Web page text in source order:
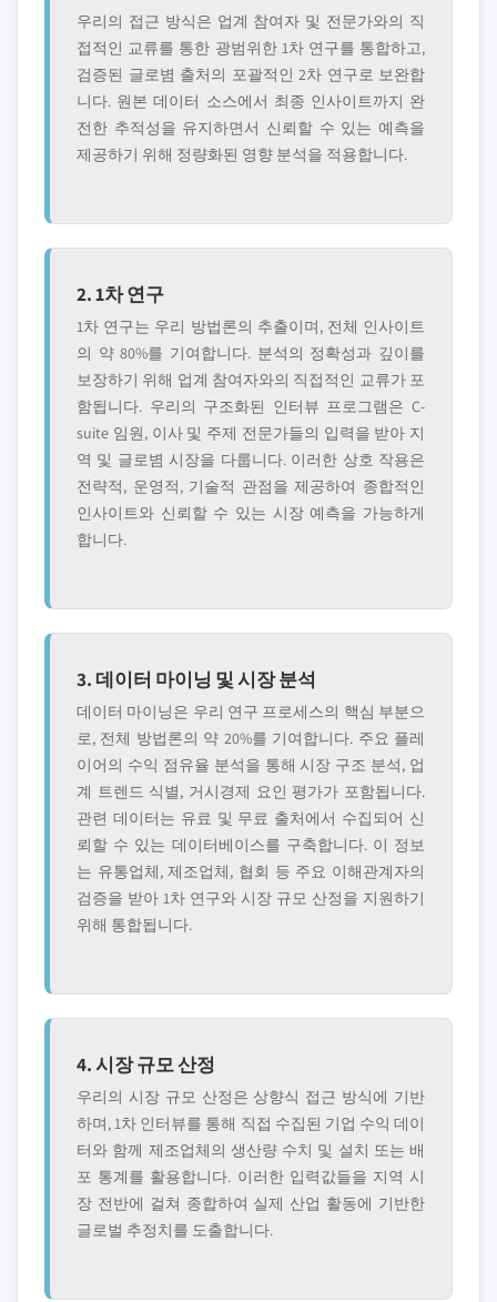
우리의 접근 방식은 업계 참여자 및 전문가와의 직
접적인 교류를 통한 광범위한 1차 연구를 통합하고,
검증된 글로볌 출처의 포괄적인 2차 연구로 보완합
니다. 원본 데이터 소스에서 최종 인사이트까지 완
전한 추적성을 유지하면서 신뢰할 수 있는 예측을
제공하기 위해 정량화된 영향 분석을 적용합니다.
2. 1차 연구
1차 연구는 우리 방법론의 추출이며, 전체 인사이트
의 약 80%를 기여합니다. 분석의 정확성과 깊이를
보장하기 위해 업계 참여자와의 직접적인 교류가 포
함됩니다. 우리의 구조화된 인터뷰 프로그램은 C-
suite 임원, 이사 및 주제 전문가들의 입력을 받아 지
역 및 글로볌 시장을 다룹니다. 이러한 상호 작용은
전략적, 운영적, 기술적 관점을 제공하여 종합적인
인사이트와 신뢰할 수 있는 시장 예측을 가능하게
합니다.
3. 데이터 마이닝 및 시장 분석
데이터 마이닝은 우리 연구 프로세스의 핵심 부분으
로, 전체 방법론의 약 20%를 기여합니다. 주요 플레
이어의 수익 점유율 분석을 통해 시장 구조 분석, 업
계 트렌드 식별, 거시경제 요인 평가가 포함됩니다.
관련 데이터는 유료 및 무료 출처에서 수집되어 신
뢰할 수 있는 데이터베이스를 구축합니다. 이 정보
는 유통업체, 제조업체, 협회 등 주요 이해관계자의
검증을 받아 1차 연구와 시장 규모 산정을 지원하기
위해 통합됩니다.
4. 시장 규모 산정
우리의 시장 규모 산정은 상향식 접근 방식에 기반
하며, 1차 인터뷰를 통해 직접 수집된 기업 수익 데이
터와 함께 제조업체의 생산량 수치 및 설치 또는 배
포 통계를 활용합니다. 이러한 입력값들을 지역 시
장 전반에 걸쳐 종합하여 실제 산업 활동에 기반한
글로벌 추정치를 도출합니다.